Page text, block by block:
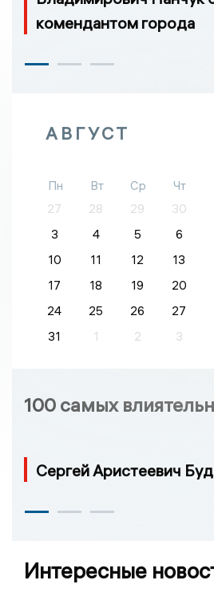
комендантом города
АВГУСТ
Пн Вт Ср Чт
27
28 29 30
3
4 5 6
10
11 12 13
17
18 19 20
24
25 26 27
31
1 2 3
100 самых
Сергей Аристеевич
Интересные